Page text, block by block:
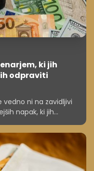
ki jih
odpraviti
vedno ni na zavidljivi
napak, ki jih
razumevanja